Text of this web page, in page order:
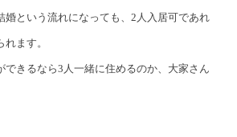
婚という流れになっても、2人入居可であれ
ます。
できるなら3人一緒に住めるのか、大家さん